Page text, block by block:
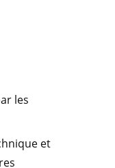
les
et